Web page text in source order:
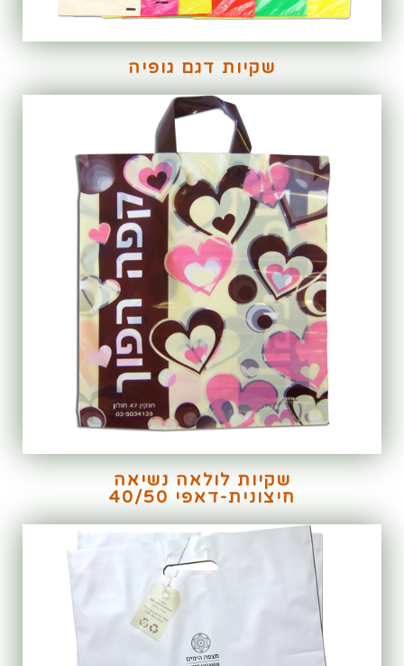
שקיות דגם גופיה
שקיות לולאה נשיאה
חיצונית-דאפי 40/50